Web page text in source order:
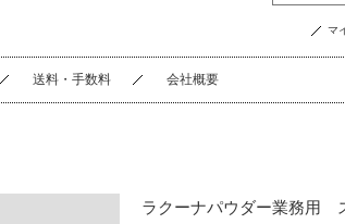
マ
送料・手数料 会社概要
ラクーナパウダー業務用